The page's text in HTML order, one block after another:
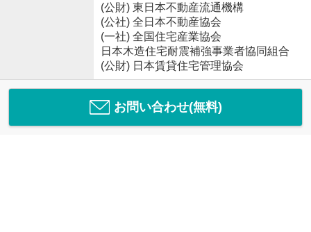
(公財) 東日本不動産流通機構
(公社) 全日本不動産協会
(一社) 全国住宅産業協会
日本木造住宅耐震補強事業者協同組合
(公財) 日本賃貸住宅管理協会
お問い合わせ(無料)